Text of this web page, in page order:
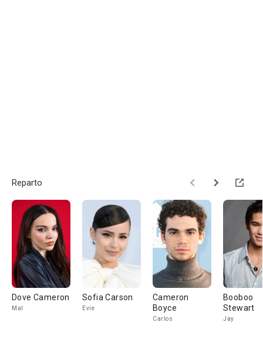
Reparto
Dove Cameron
Mal
Sofia Carson
Evie
Cameron
Boyce
Carlos
Booboo
Stewart
Jay